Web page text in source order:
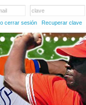
clave
cerrar sesión
Recuperar clave